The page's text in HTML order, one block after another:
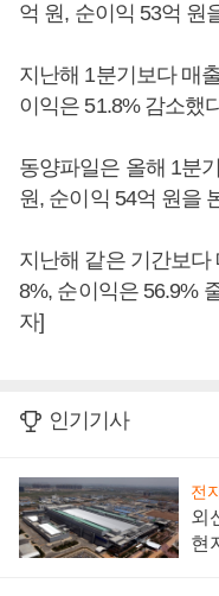
억 원, 순이익 53억 원
지난해 1분기보다 매
이익은 51.8% 감소했
동양파일은 올해 1분
원, 순이익 54억 원을
지난해 같은 기간보다
8%, 순이익은 56.9%
자]
인기기사
전
외
현